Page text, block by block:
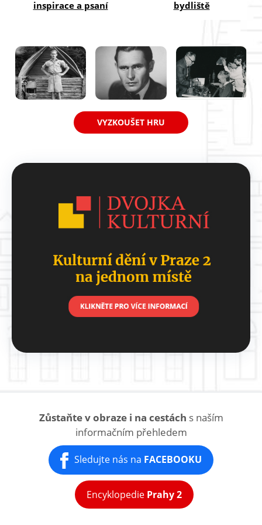
inspirace a psaní
bydliště
VYZKOUŠET HRU
Zůstaňte v obraze i na cestách s naším
informačním přehledem
Sledujte nás na FACEBOOKU
Encyklopedie Prahy 2